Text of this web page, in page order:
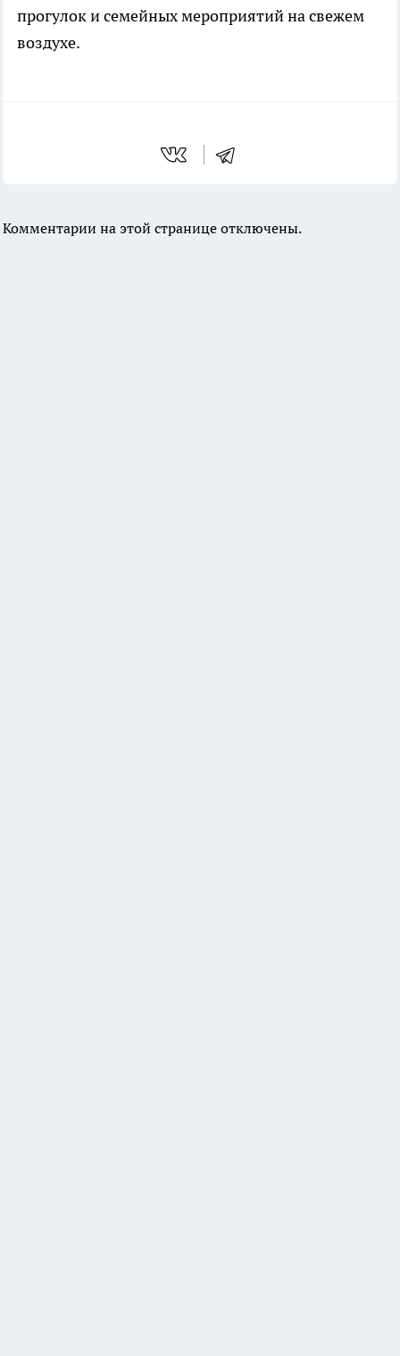
прогулок и семейных мероприятий на свежем
воздухе.
Комментарии на этой странице отключены.